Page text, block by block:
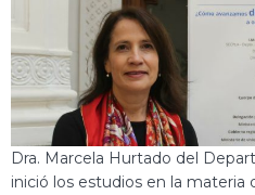
Dra. Marcela Hurtado del
inició los estudios en la materia